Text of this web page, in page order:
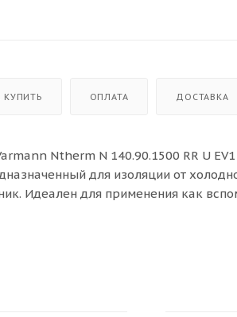
КУПИТЬ ОПЛАТА ДОСТАВКА
Ntherm N 140.90.1500 RR U
для изоляции от
Идеален для применения как
до 3.1 м². Конвектор
адаптирован для эксплуатации в